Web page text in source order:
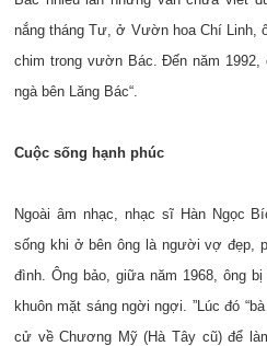
nắng tháng Tư, ở Vườn hoa Chí Linh,
chim trong vườn Bác. Đến năm 1992,
ngà bên Lăng Bác“.
Cuộc sống hạnh phúc
Ngoài âm nhạc, nhạc sĩ Hàn Ngọc
sống khi ở bên ông là người vợ đẹp,
đình. Ông bảo, giữa năm 1968, ông
khuôn mặt sáng ngời ngợi. ”Lúc đó
cử về Chương Mỹ (Hà Tây cũ) để